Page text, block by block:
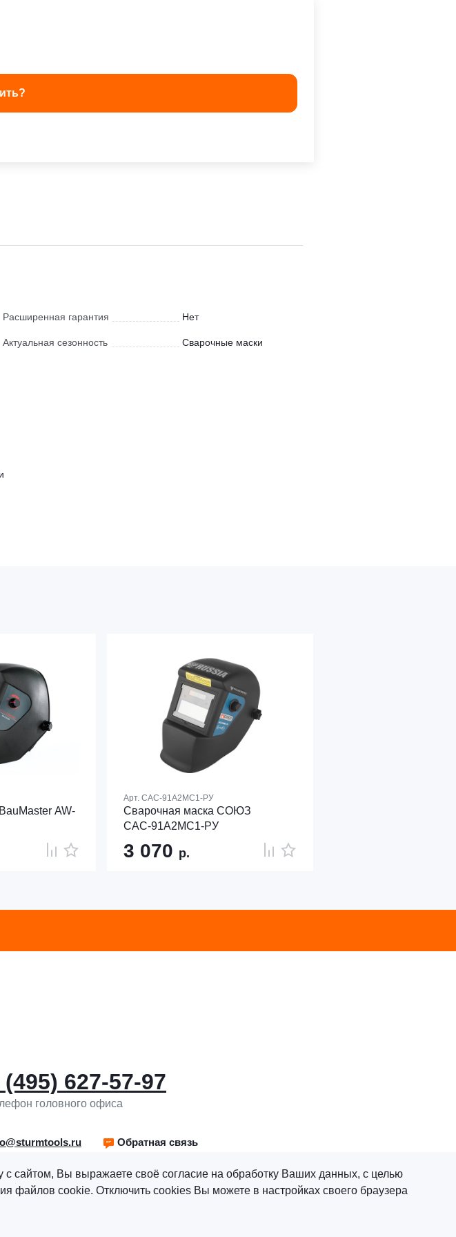
Расширенная гарантия Нет
Актуальная сезонность Сварочные маски
AW-
Арт. САС-91А2МС1-РУ
Сварочная маска СОЮЗ
САС-91А2МС1-РУ
3 070 р.
(495) 627-57-97
головного офиса
Обратная связь
сайтом, Вы выражаете своё согласие на обработку Ваших данных, с целью
файлов cookie. Отключить cookies Вы можете в настройках своего браузера